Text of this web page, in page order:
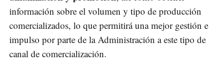
información sobre el volumen y tipo de producción
comercializados, lo que permitirá una mejor gestión e
impulso por parte de la Administración a este tipo de
canal de comercialización.